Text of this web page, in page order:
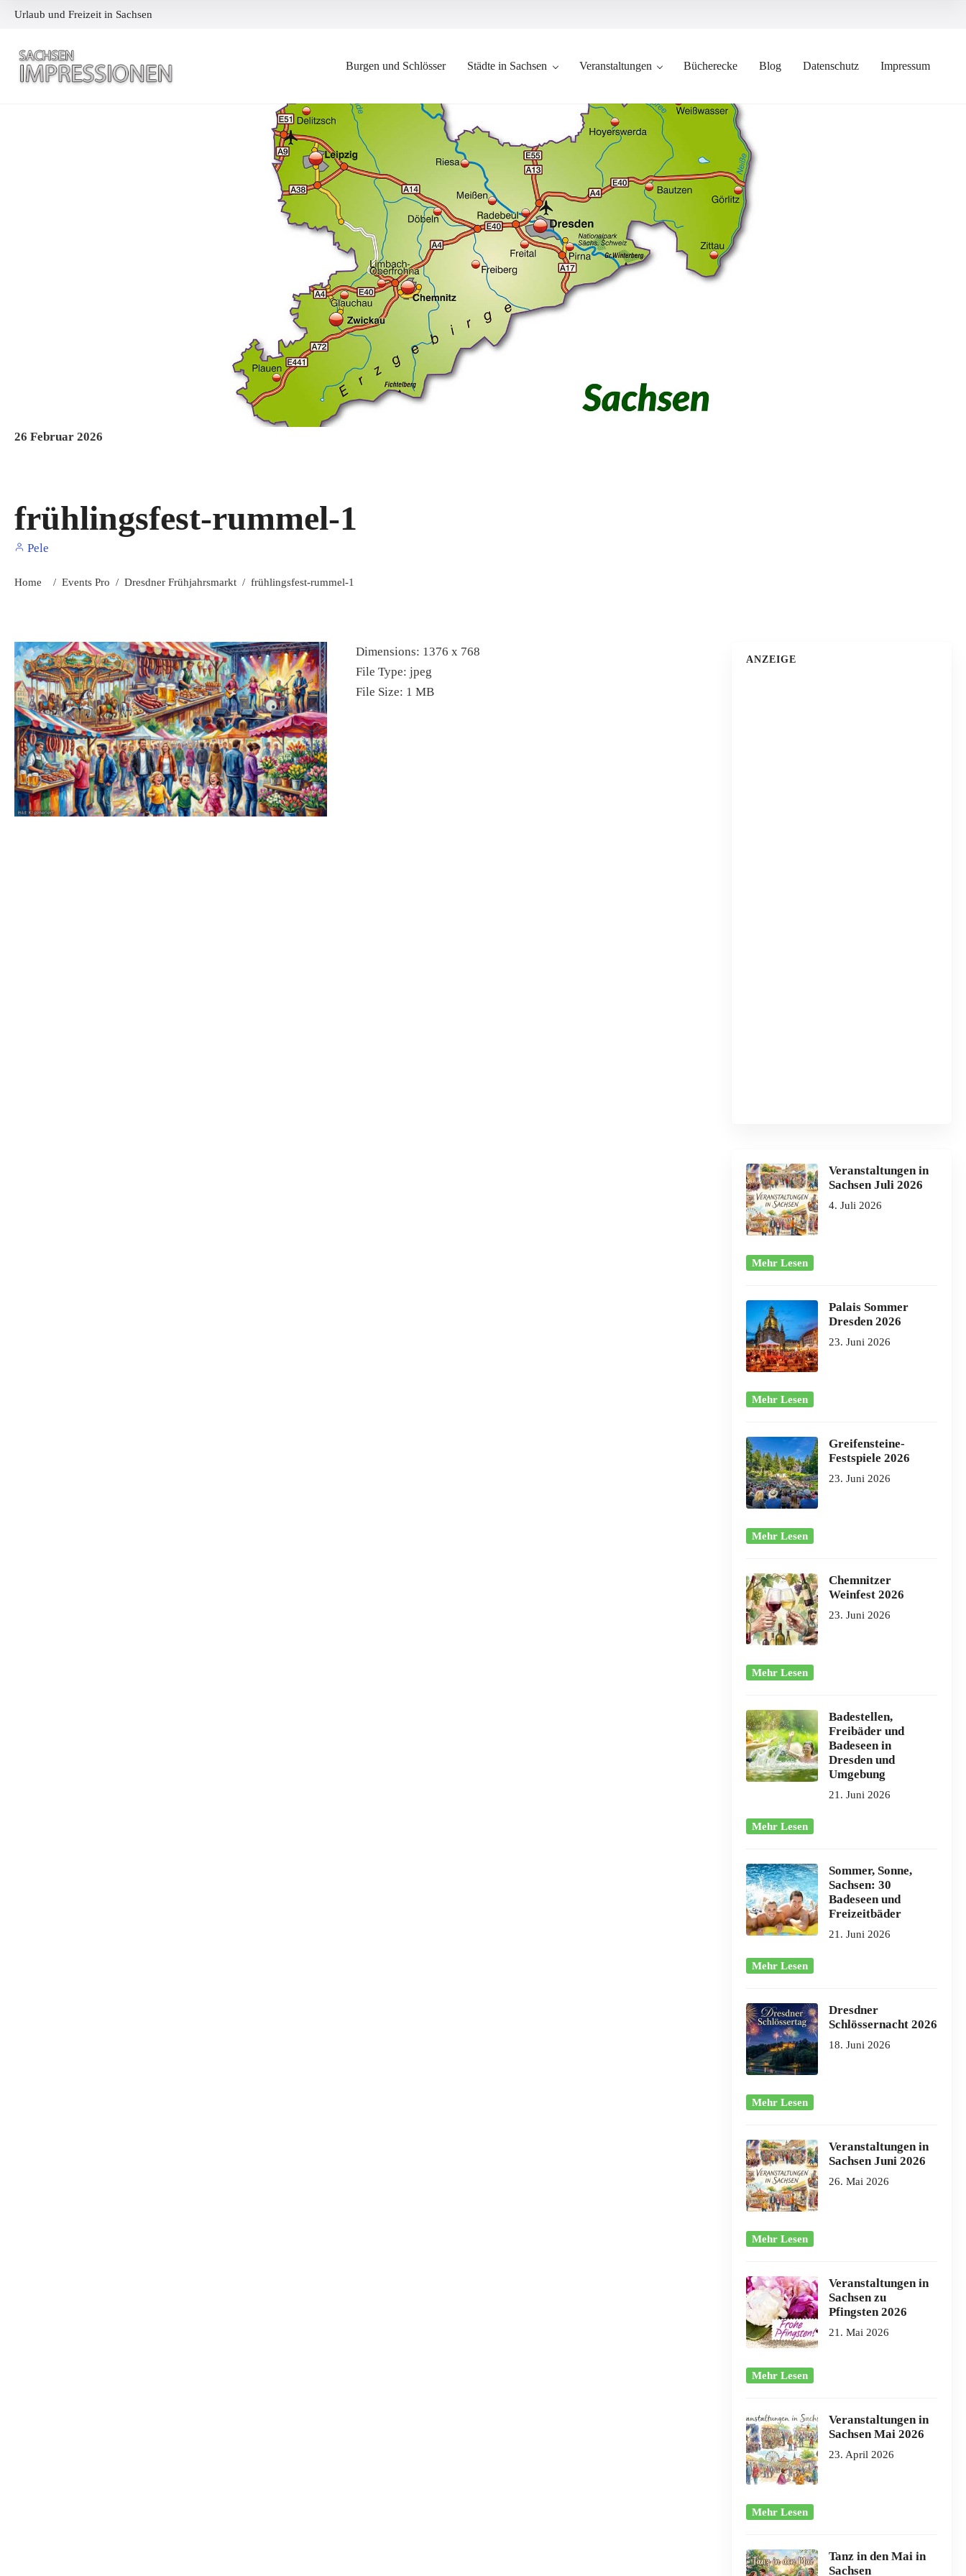
Urlaub und Freizeit in Sachsen
Burgen und Schlösser Städte in Sachsen Veranstaltungen Bücherecke Blog Datenschutz Impressum
26 Februar 2026
frühlingsfest-rummel-1
Pele
Home / Events Pro / Dresdner Frühjahrsmarkt / frühlingsfest-rummel-1
Dimensions: 1376 x 768
File Type: jpeg
File Size: 1 MB
ANZEIGE
Veranstaltungen in
Sachsen Juli 2026
4. Juli 2026
Mehr Lesen
Palais Sommer
Dresden 2026
23. Juni 2026
Mehr Lesen
Greifensteine-
Festspiele 2026
23. Juni 2026
Mehr Lesen
Chemnitzer
Weinfest 2026
23. Juni 2026
Mehr Lesen
Badestellen,
Freibäder und
Badeseen in
Dresden und
Umgebung
21. Juni 2026
Mehr Lesen
Sommer, Sonne,
Sachsen: 30
Badeseen und
Freizeitbäder
21. Juni 2026
Mehr Lesen
Dresdner
Schlössernacht 2026
18. Juni 2026
Mehr Lesen
Veranstaltungen in
Sachsen Juni 2026
26. Mai 2026
Mehr Lesen
Veranstaltungen in
Sachsen zu
Pfingsten 2026
21. Mai 2026
Mehr Lesen
Veranstaltungen in
Sachsen Mai 2026
23. April 2026
Mehr Lesen
Tanz in den Mai in
Sachsen